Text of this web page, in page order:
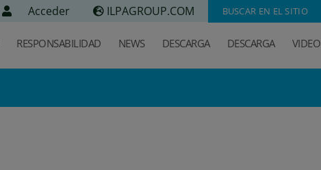
BUSCAR EN EL SITIO
ILPAGROUP.COM
Acceder
RESPONSABILIDAD NEWS DESCARGA DESCARGA VIDEO